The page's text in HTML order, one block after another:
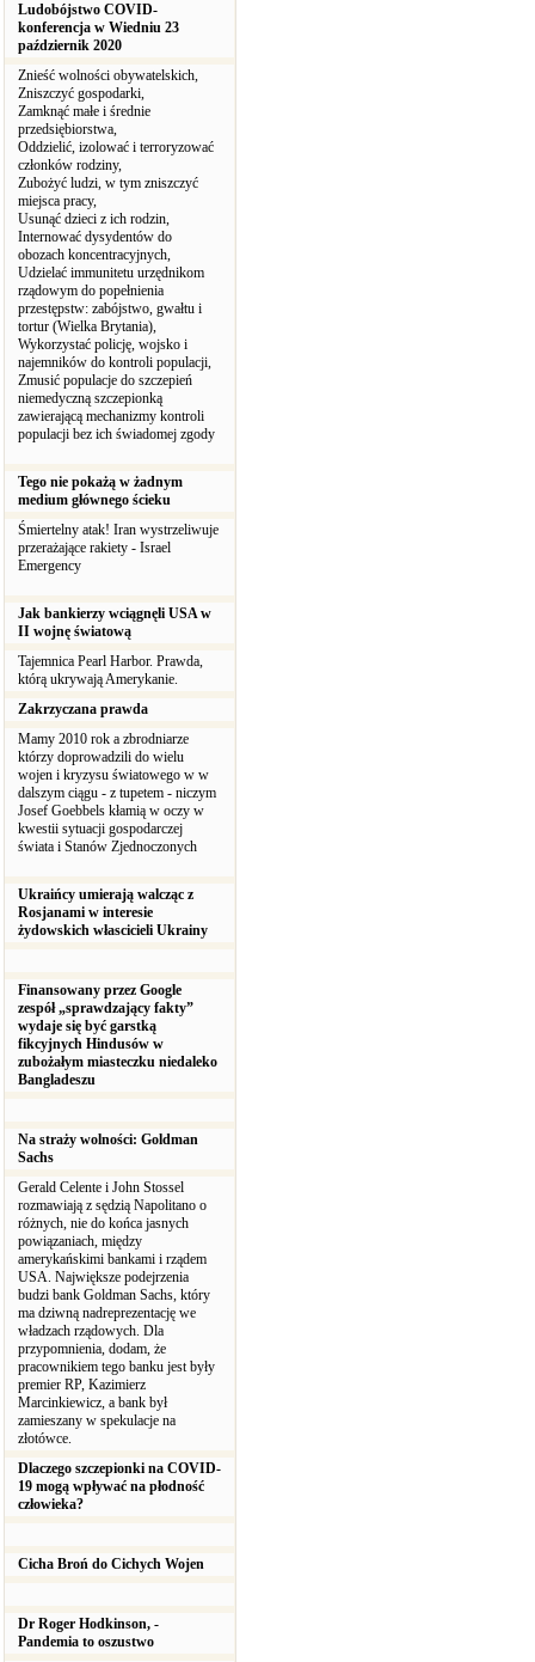
Ludobójstwo COVID-
konferencja w Wiedniu 23
październik 2020
Znieść wolności obywatelskich,
Zniszczyć gospodarki,
Zamknąć małe i średnie
przedsiębiorstwa,
Oddzielić, izolować i terroryzować
członków rodziny,
Zubożyć ludzi, w tym zniszczyć
miejsca pracy,
Usunąć dzieci z ich rodzin,
Internować dysydentów do
obozach koncentracyjnych,
Udzielać immunitetu urzędnikom
rządowym do popełnienia
przestępstw: zabójstwo, gwałtu i
tortur (Wielka Brytania),
Wykorzystać policję, wojsko i
najemników do kontroli populacji,
Zmusić populacje do szczepień
niemedyczną szczepionką
zawierającą mechanizmy kontroli
populacji bez ich świadomej zgody
Tego nie pokażą w żadnym
medium głównego ścieku
Śmiertelny atak! Iran wystrzeliwuje
przerażające rakiety - Israel
Emergency
Jak bankierzy wciągnęli USA w
II wojnę światową
Tajemnica Pearl Harbor. Prawda,
którą ukrywają Amerykanie.
Zakrzyczana prawda
Mamy 2010 rok a zbrodniarze
którzy doprowadzili do wielu
wojen i kryzysu światowego w w
dalszym ciągu - z tupetem - niczym
Josef Goebbels kłamią w oczy w
kwestii sytuacji gospodarczej
świata i Stanów Zjednoczonych
Ukraińcy umierają walcząc z
Rosjanami w interesie
żydowskich włascicieli Ukrainy
Finansowany przez Google
zespół „sprawdzający fakty”
wydaje się być garstką
fikcyjnych Hindusów w
zubożałym miasteczku niedaleko
Bangladeszu
Na straży wolności: Goldman
Sachs
Gerald Celente i John Stossel
rozmawiają z sędzią Napolitano o
różnych, nie do końca jasnych
powiązaniach, między
amerykańskimi bankami i rządem
USA. Największe podejrzenia
budzi bank Goldman Sachs, który
ma dziwną nadreprezentację we
władzach rządowych. Dla
przypomnienia, dodam, że
pracownikiem tego banku jest były
premier RP, Kazimierz
Marcinkiewicz, a bank był
zamieszany w spekulacje na
złotówce.
Dlaczego szczepionki na COVID-
19 mogą wpływać na płodność
człowieka?
Cicha Broń do Cichych Wojen
Dr Roger Hodkinson, -
Pandemia to oszustwo